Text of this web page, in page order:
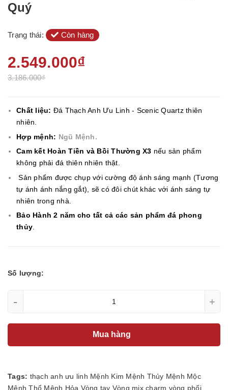
Quý
Trạng thái: Còn hàng
2.549.000₫
3.186.000₫
Chất liệu: Đá Thạch Anh Ưu Linh - Scenic Quartz thiên
nhiên.
Hợp mệnh: Ngũ Mệnh.
Cam kết Hoàn Tiền và Bồi Thường X3 nếu sản phẩm
không phải đá thiên nhiên thật.
Sản phẩm được chụp với cường độ ánh sáng mạnh (Tương
tự ánh ánh nắng gắt), sẽ có đôi chút khác với ánh sáng tự
nhiên trong nhà.
Bảo Hành 2 năm cho tất cả các sản phẩm đá phong
thủy.
Số lượng:
- +
Mua hàng
Tags: thạch anh ưu linh Mệnh Kim Mệnh Thủy Mệnh Mộc
Mệnh Thổ Mệnh Hỏa Vòng tay Vòng mix charm vòng phối